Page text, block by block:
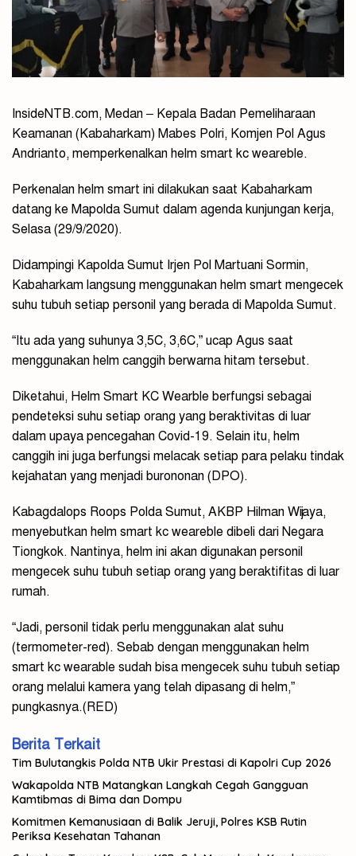
InsideNTB.com, Medan – Kepala Badan Pemeliharaan
Keamanan (Kabaharkam) Mabes Polri, Komjen Pol Agus
Andrianto, memperkenalkan helm smart kc weareble.
Perkenalan helm smart ini dilakukan saat Kabaharkam
datang ke Mapolda Sumut dalam agenda kunjungan kerja,
Selasa (29/9/2020).
Didampingi Kapolda Sumut Irjen Pol Martuani Sormin,
Kabaharkam langsung menggunakan helm smart mengecek
suhu tubuh setiap personil yang berada di Mapolda Sumut.
“Itu ada yang suhunya 3,5C, 3,6C,” ucap Agus saat
menggunakan helm canggih berwarna hitam tersebut.
Diketahui, Helm Smart KC Wearble berfungsi sebagai
pendeteksi suhu setiap orang yang beraktivitas di luar
dalam upaya pencegahan Covid-19. Selain itu, helm
canggih ini juga berfungsi melacak setiap para pelaku tindak
kejahatan yang menjadi burononan (DPO).
Kabagdalops Roops Polda Sumut, AKBP Hilman Wijaya,
menyebutkan helm smart kc weareble dibeli dari Negara
Tiongkok. Nantinya, helm ini akan digunakan personil
mengecek suhu tubuh setiap orang yang beraktifitas di luar
rumah.
“Jadi, personil tidak perlu menggunakan alat suhu
(termometer-red). Sebab dengan menggunakan helm
smart kc wearable sudah bisa mengecek suhu tubuh setiap
orang melalui kamera yang telah dipasang di helm,”
pungkasnya.(RED)
Berita Terkait
Tim Bulutangkis Polda NTB Ukir Prestasi di Kapolri Cup 2026
Wakapolda NTB Matangkan Langkah Cegah Gangguan
Kamtibmas di Bima dan Dompu
Komitmen Kemanusiaan di Balik Jeruji, Polres KSB Rutin
Periksa Kesehatan Tahanan